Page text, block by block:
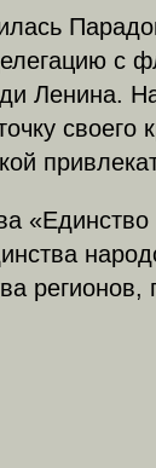
с
Ленина.
своего